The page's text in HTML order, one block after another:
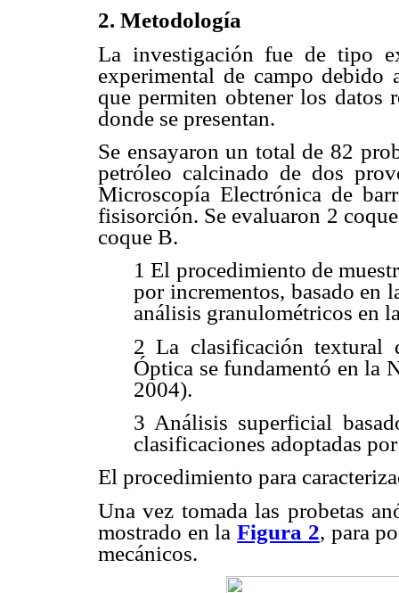
2. Metodología
La investigación fue de tipo
experimental de campo debido
que permiten obtener los datos
donde se presentan.
Se ensayaron un total de 82
petróleo calcinado de dos
Microscopía Electrónica de
fisisorción. Se evaluaron 2
coque B.
1 El procedimiento de
por incrementos, basado
análisis granulométricos en
2 La clasificación textural
Óptica se fundamentó en la
2004).
3 Análisis superficial
clasificaciones adoptadas
El procedimiento para
Una vez tomada las probetas
mostrado en laFigura 2, para
mecánicos.